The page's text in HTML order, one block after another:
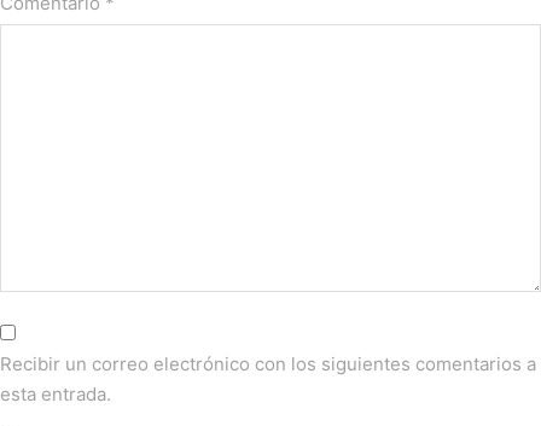
Recibir un correo electrónico con los siguientes comentarios a
esta entrada.